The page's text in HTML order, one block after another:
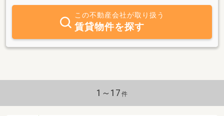
巣近辺の賃貸マンション・賃貸アパート・賃貸住宅など、不動産賃
貸の物件情報が満載です☆地元出身のスタッフが物件だけではなく
地域情報もお伝えしながらお部屋探しをサポートいたします。お車
でお越しのお客様はいなげや駐車場をご利用ください。皆様のご来
店、心よりお待ち申し上げております。
この不動産会社が取り扱う
賃貸物件を探す
1～17 件